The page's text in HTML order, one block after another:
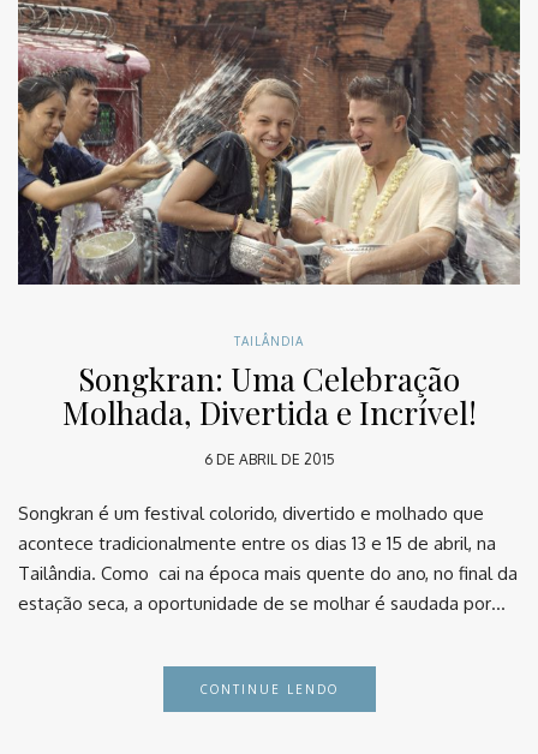
TAILÂNDIA
Songkran: Uma Celebração
Molhada, Divertida e Incrível!
6 DE ABRIL DE 2015
Songkran é um festival colorido, divertido e molhado que
acontece tradicionalmente entre os dias 13 e 15 de abril, na
Tailândia. Como cai na época mais quente do ano, no final da
estação seca, a oportunidade de se molhar é saudada por…
CONTINUE LENDO